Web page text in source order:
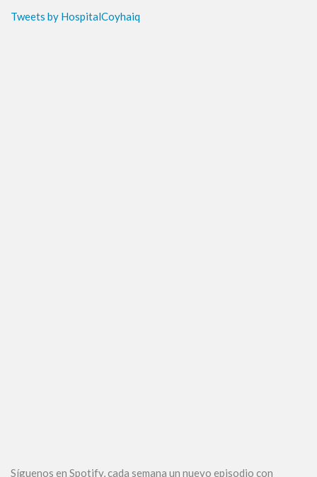
Tweets by HospitalCoyhaiq
Síguenos en Spotify, cada semana un nuevo episodio con